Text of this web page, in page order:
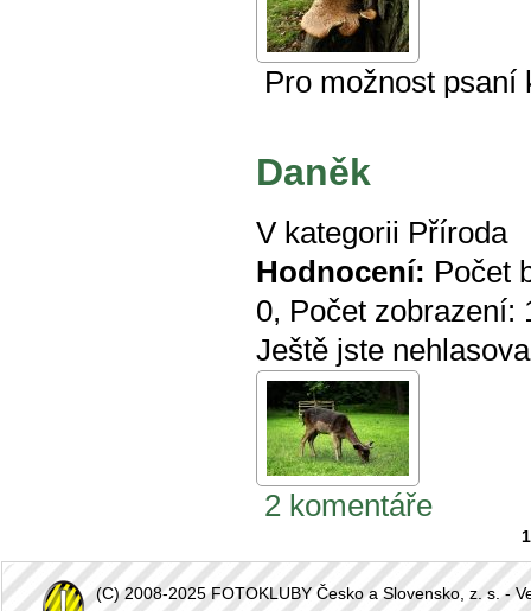
Pro možnost
Daněk
V kategorii Příroda
Hodnocení: Počet
0, Počet zobrazení:
Ještě jste
2 komentáře
1
(C) 2008-2025 FOTOKLUBY Česko a Slovensko, z. s. -